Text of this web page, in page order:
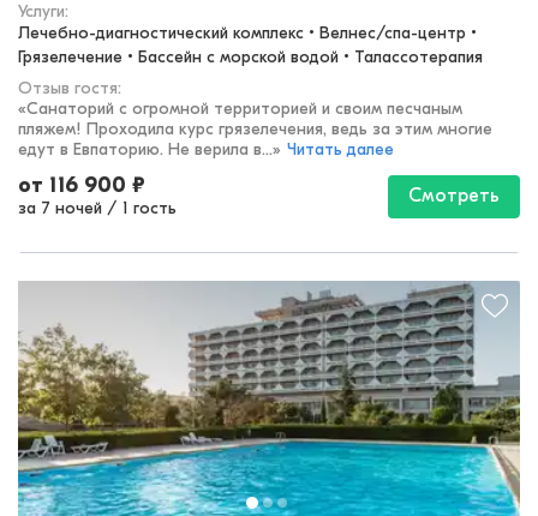
Услуги:
Лечебно-диагностический комплекс • Велнес/спа-центр •
Грязелечение • Бассейн с морской водой • Талассотерапия
Отзыв гостя:
«Санаторий с огромной территорией и своим песчаным
пляжем! Проходила курс грязелечения, ведь за этим многие
едут в Евпаторию. Не верила в...» Читать далее
от 116 900 ₽
за 7 ночей / 1 гость
Смотреть